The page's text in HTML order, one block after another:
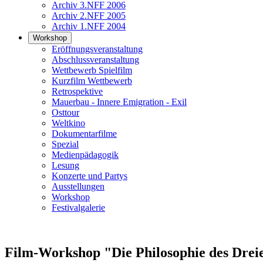
Archiv 3.NFF 2006
Archiv 2.NFF 2005
Archiv 1.NFF 2004
Workshop
Eröffnungsveranstaltung
Abschlussveranstaltung
Wettbewerb Spielfilm
Kurzfilm Wettbewerb
Retrospektive
Mauerbau - Innere Emigration - Exil
Osttour
Weltkino
Dokumentarfilme
Spezial
Medienpädagogik
Lesung
Konzerte und Partys
Ausstellungen
Workshop
Festivalgalerie
Film-Workshop "Die Philosophie des